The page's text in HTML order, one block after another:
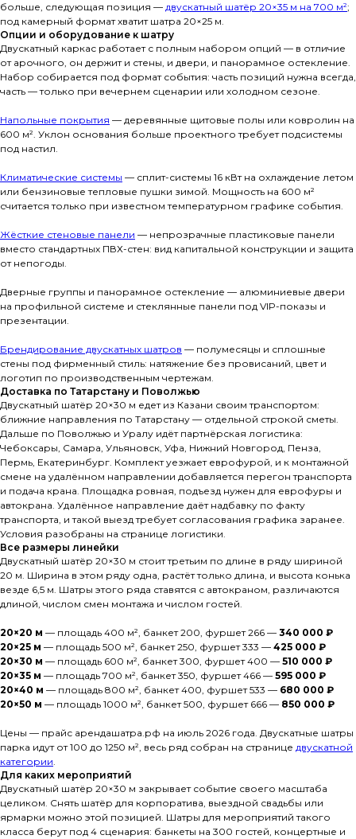
больше, следующая позиция — двускатный шатёр 20×35 м на 700 м²;
под камерный формат хватит шатра 20×25 м.
Опции и оборудование к шатру
Двускатный каркас работает с полным набором опций — в отличие
от арочного, он держит и стены, и двери, и панорамное остекление.
Набор собирается под формат события: часть позиций нужна всегда,
часть — только при вечернем сценарии или холодном сезоне.
Напольные покрытия — деревянные щитовые полы или ковролин на
600 м². Уклон основания больше проектного требует подсистемы
под настил.
Климатические системы — сплит-системы 16 кВт на охлаждение летом
или бензиновые тепловые пушки зимой. Мощность на 600 м²
считается только при известном температурном графике события.
Жёсткие стеновые панели — непрозрачные пластиковые панели
вместо стандартных ПВХ-стен: вид капитальной конструкции и защита
от непогоды.
Дверные группы и панорамное остекление — алюминиевые двери
на профильной системе и стеклянные панели под VIP-показы и
презентации.
Брендирование двускатных шатров — полумесяцы и сплошные
стены под фирменный стиль: натяжение без провисаний, цвет и
логотип по производственным чертежам.
Доставка по Татарстану и Поволжью
Двускатный шатёр 20×30 м едет из Казани своим транспортом:
ближние направления по Татарстану — отдельной строкой сметы.
Дальше по Поволжью и Уралу идёт партнёрская логистика:
Чебоксары, Самара, Ульяновск, Уфа, Нижний Новгород, Пенза,
Пермь, Екатеринбург. Комплект уезжает еврофурой, и к монтажной
смене на удалённом направлении добавляется перегон транспорта
и подача крана. Площадка ровная, подъезд нужен для еврофуры и
автокрана. Удалённое направление даёт надбавку по факту
транспорта, и такой выезд требует согласования графика заранее.
Условия разобраны на странице логистики.
Все размеры линейки
Двускатный шатёр 20×30 м стоит третьим по длине в ряду шириной
20 м. Ширина в этом ряду одна, растёт только длина, и высота конька
везде 6,5 м. Шатры этого ряда ставятся с автокраном, различаются
длиной, числом смен монтажа и числом гостей.
20×20 м — площадь 400 м², банкет 200, фуршет 266 — 340 000 ₽
20×25 м — площадь 500 м², банкет 250, фуршет 333 — 425 000 ₽
20×30 м — площадь 600 м², банкет 300, фуршет 400 — 510 000 ₽
20×35 м — площадь 700 м², банкет 350, фуршет 466 — 595 000 ₽
20×40 м — площадь 800 м², банкет 400, фуршет 533 — 680 000 ₽
20×50 м — площадь 1000 м², банкет 500, фуршет 666 — 850 000 ₽
Цены — прайс арендашатра.рф на июль 2026 года. Двускатные шатры
парка идут от 100 до 1250 м², весь ряд собран на странице двускатной
категории.
Для каких мероприятий
Двускатный шатёр 20×30 м закрывает событие своего масштаба
целиком. Снять шатёр для корпоратива, выездной свадьбы или
ярмарки можно этой позицией. Шатры для мероприятий такого
класса берут под 4 сценария: банкеты на 300 гостей, концертные и